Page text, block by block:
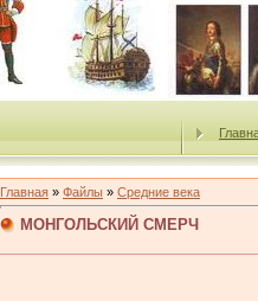
Главная » Файлы » Средние века
МОНГОЛЬСКИЙ СМЕРЧ